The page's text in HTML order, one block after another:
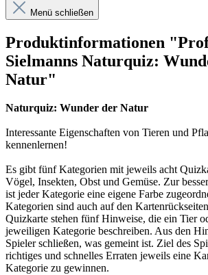
Menü schließen
Produktinformationen
Sielmanns Naturquiz:
Natur"
Naturquiz: Wunder der Natur
Interessante Eigenschaften von Tieren und
kennenlernen!
Es gibt fünf Kategorien mit jeweils acht
Vögel, Insekten, Obst und Gemüse. Zur
ist jeder Kategorie eine eigene Farbe
Kategorien sind auch auf den
Quizkarte stehen fünf Hinweise, die ein Tier
jeweiligen Kategorie beschreiben. Aus den
Spieler schließen, was gemeint ist. Ziel des
richtiges und schnelles Erraten jeweils eine
Kategorie zu gewinnen.